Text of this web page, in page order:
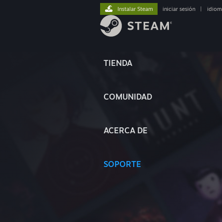
TIENDA
COMUNIDAD
ACERCA DE
SOPORTE
Instalar Steam iniciar sesión